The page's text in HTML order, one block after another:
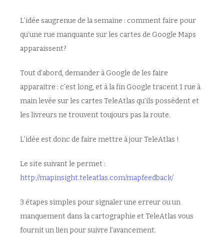
L’idée saugrenue de la semaine : comment faire pour
qu’une rue manquante sur les cartes de Google Maps
apparaissent?
Tout d’abord, demander à Google de les faire
apparaitre : c’est long, et à la fin Google tracent 1 rue à
main levée sur les cartes TeleAtlas qu’ils possèdent et
les livreurs ne trouvent toujours pas la route.
L’idée est donc de faire mettre à jour TeleAtlas !
Le site suivant le permet :
http://mapinsight.teleatlas.com/mapfeedback/
3 étapes simples pour signaler une erreur ou un
manquement dans la cartographie et TeleAtlas vous
fournit un lien pour suivre l’avancement.